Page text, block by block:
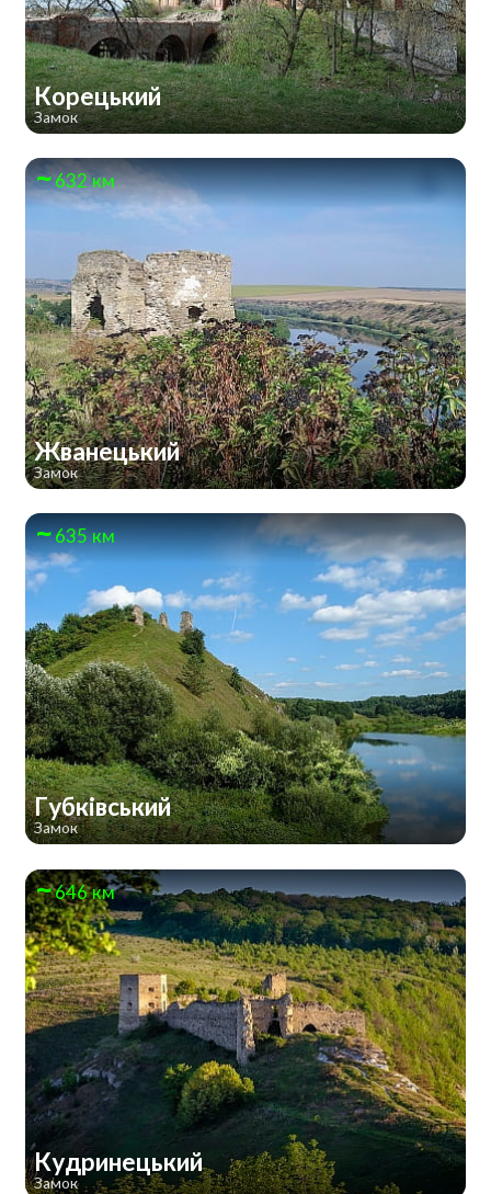
Корецький
Замок
632 км
Жванецький
Замок
635 км
Губківський
Замок
646 км
Кудринецький
Замок